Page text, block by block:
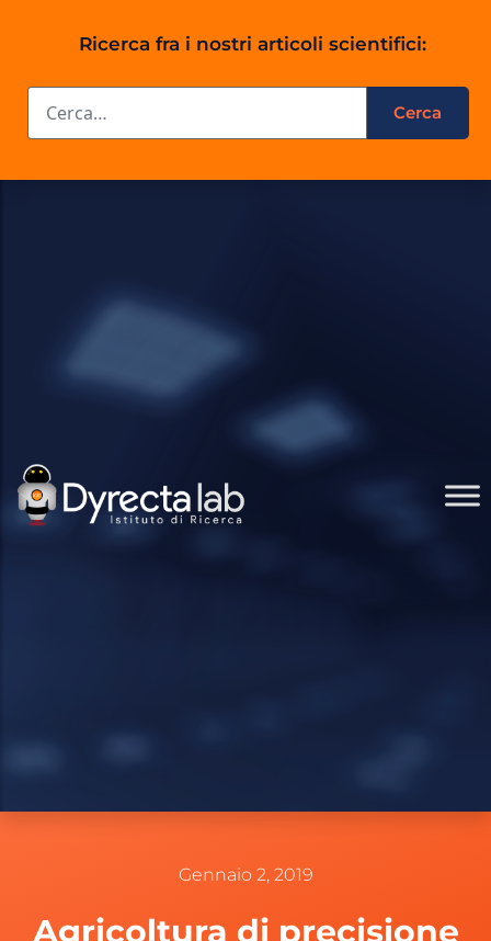
Ricerca fra i nostri articoli scientifici:
Gennaio 2, 2019
Agricoltura di precisione